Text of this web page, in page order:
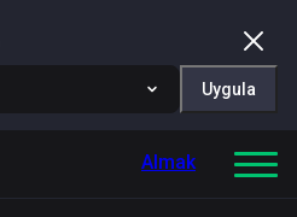
Uygula
Almak